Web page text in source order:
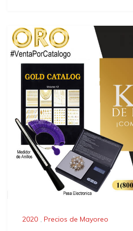
2020 , Precios de Mayoreo